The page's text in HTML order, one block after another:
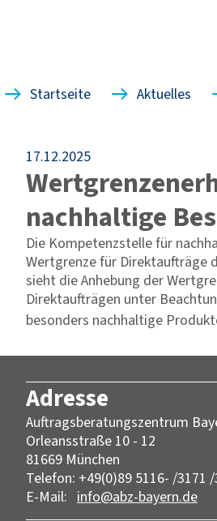
Startseite Aktuelles
17.12.2025
nachhaltige
Die Kompetenzstelle für
Wertgrenze für Direktaufträge
sieht die Anhebung der
Direktaufträgen unter
besonders nachhaltige
Adresse
Auftragsberatungszentrum
Orleansstraße 10 - 12
81669 München
Telefon: +49(0)89 5116- /3171
E-Mail: info@abz-bayern.de